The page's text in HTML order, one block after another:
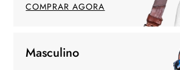
COMPRAR AGORA
Masculino